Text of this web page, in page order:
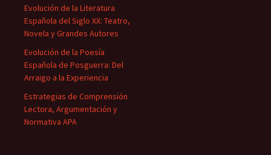
Evolución de la Literatura
Española del Siglo XX: Teatro,
Novela y Grandes Autores
Evolución de la Poesía
Española de Posguerra: Del
Arraigo a la Experiencia
Estrategias de Comprensión
Lectora, Argumentación y
Normativa APA